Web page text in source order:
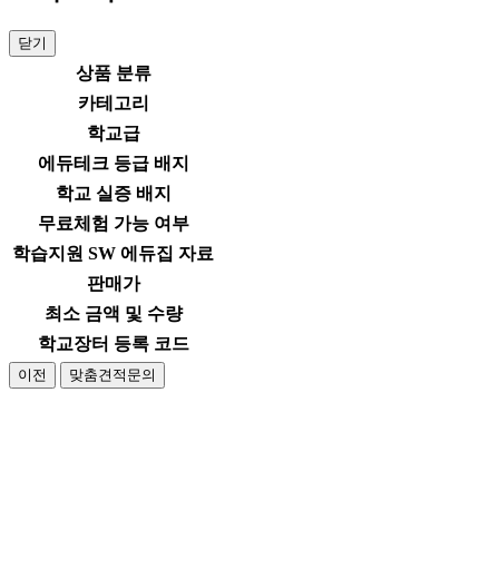
닫기
상품 분류
카테고리
학교급
에듀테크 등급 배지
학교 실증 배지
무료체험 가능 여부
학습지원 SW 에듀집 자료
판매가
최소 금액 및 수량
학교장터 등록 코드
이전 맞춤견적문의